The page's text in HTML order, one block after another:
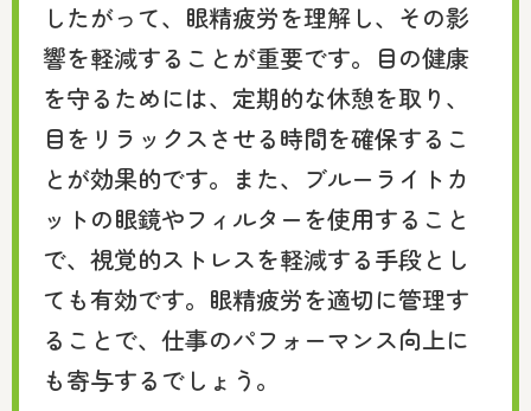
したがって、眼精疲労を理解し、その影
響を軽減することが重要です。目の健康
を守るためには、定期的な休憩を取り、
目をリラックスさせる時間を確保するこ
とが効果的です。また、ブルーライトカ
ットの眼鏡やフィルターを使用すること
で、視覚的ストレスを軽減する手段とし
ても有効です。眼精疲労を適切に管理す
ることで、仕事のパフォーマンス向上に
も寄与するでしょう。